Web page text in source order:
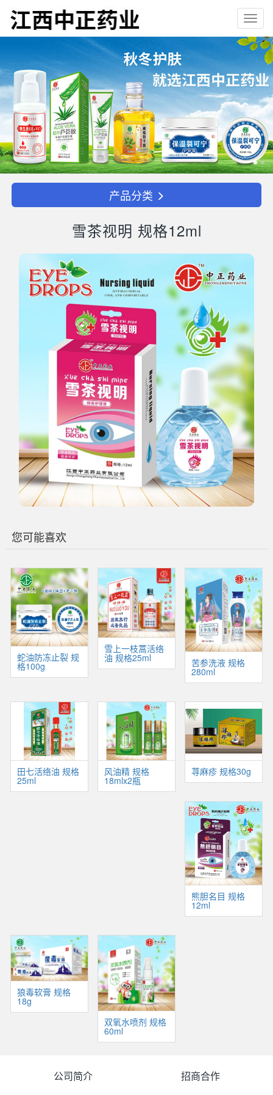
产品分类
雪茶视明 规格12ml
您可能喜欢
蛇油防冻止裂 规
格100g
雪上一枝蒿活络
油 规格25ml 苦参洗液 规格
280ml
田七活络油 规格
25ml
风油精 规格
18mlx2瓶
荨麻疹 规格30g
熊胆名目 规格
12ml
狼毒软膏 规格
18g
双氧水喷剂 规格
60ml
公司简介
招商合作